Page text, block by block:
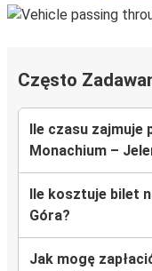
Często
Ile czasu
Monachium –
Ile kosztuje bilet
Góra?
Jak mogę